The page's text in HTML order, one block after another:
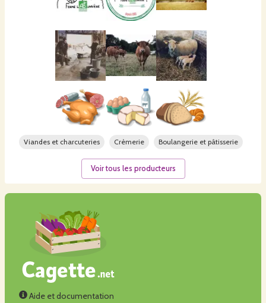
Viandes et charcuteries Crèmerie Boulangerie et pâtisserie
Voir tous les producteurs
Aide et documentation